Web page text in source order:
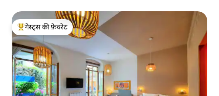
गेस्ट्स का टॉप फ़ेवरेट
गेस्ट्स की फ़ेवरेट